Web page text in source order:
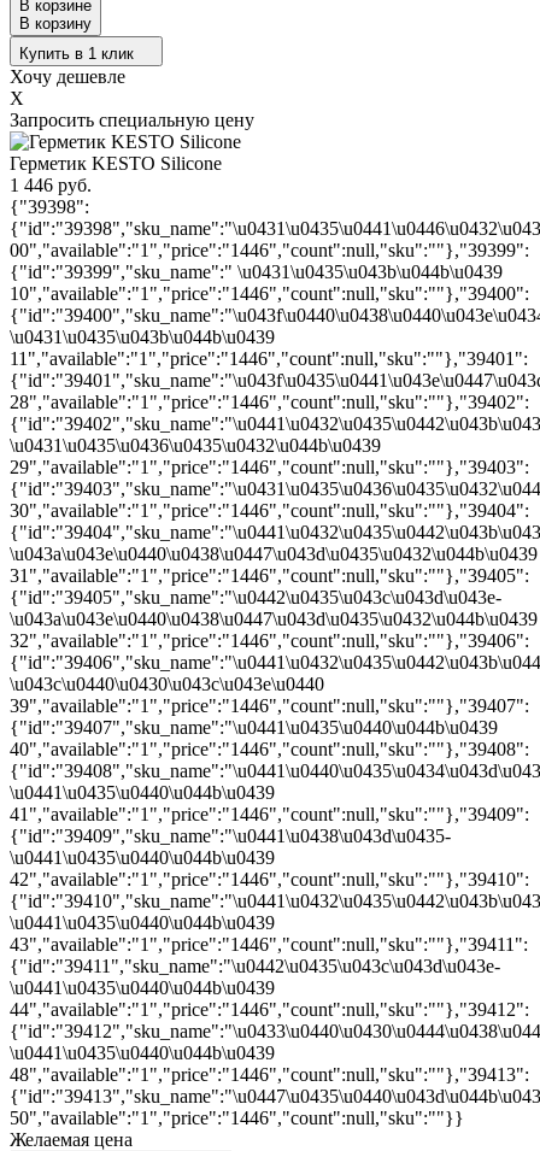
В корзине
В корзину
Купить в 1 клик
Хочу дешевле
X
Запросить специальную цену
Герметик KESTO Silicone
1 446 руб.
{"39398":
00","available":"1","price":"1446","count":null,"sku":""},"39399":
{"id":"39399","sku_name":" \u0431\u0435\u043b\u044b\u0439
10","available":"1","price":"1446","count":null,"sku":""},"39400":
\u0431\u0435\u043b\u044b\u0439
11","available":"1","price":"1446","count":null,"sku":""},"39401":
28","available":"1","price":"1446","count":null,"sku":""},"39402":
\u0431\u0435\u0436\u0435\u0432\u044b\u0439
29","available":"1","price":"1446","count":null,"sku":""},"39403":
30","available":"1","price":"1446","count":null,"sku":""},"39404":
\u043a\u043e\u0440\u0438\u0447\u043d\u0435\u0432\u044b\u0439
31","available":"1","price":"1446","count":null,"sku":""},"39405":
{"id":"39405","sku_name":"\u0442\u0435\u043c\u043d\u043e-
\u043a\u043e\u0440\u0438\u0447\u043d\u0435\u0432\u044b\u0439
32","available":"1","price":"1446","count":null,"sku":""},"39406":
\u043c\u0440\u0430\u043c\u043e\u0440
39","available":"1","price":"1446","count":null,"sku":""},"39407":
{"id":"39407","sku_name":"\u0441\u0435\u0440\u044b\u0439
40","available":"1","price":"1446","count":null,"sku":""},"39408":
\u0441\u0435\u0440\u044b\u0439
41","available":"1","price":"1446","count":null,"sku":""},"39409":
{"id":"39409","sku_name":"\u0441\u0438\u043d\u0435-
\u0441\u0435\u0440\u044b\u0439
42","available":"1","price":"1446","count":null,"sku":""},"39410":
\u0441\u0435\u0440\u044b\u0439
43","available":"1","price":"1446","count":null,"sku":""},"39411":
{"id":"39411","sku_name":"\u0442\u0435\u043c\u043d\u043e-
\u0441\u0435\u0440\u044b\u0439
44","available":"1","price":"1446","count":null,"sku":""},"39412":
\u0441\u0435\u0440\u044b\u0439
48","available":"1","price":"1446","count":null,"sku":""},"39413":
50","available":"1","price":"1446","count":null,"sku":""}}
Желаемая цена